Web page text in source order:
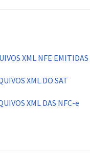
XML NFE EMITIDAS
XML DO SAT
XML DAS NFC-e